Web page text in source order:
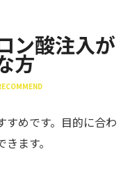
ン酸注入が
方
すめです。目的に合わ
ます。